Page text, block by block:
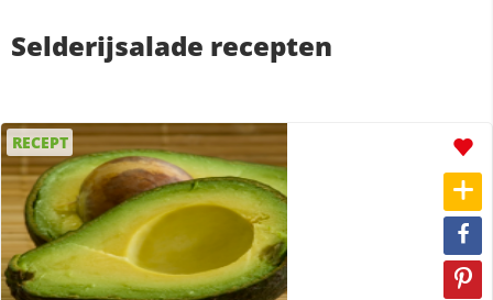
Selderijsalade recepten
RECEPT